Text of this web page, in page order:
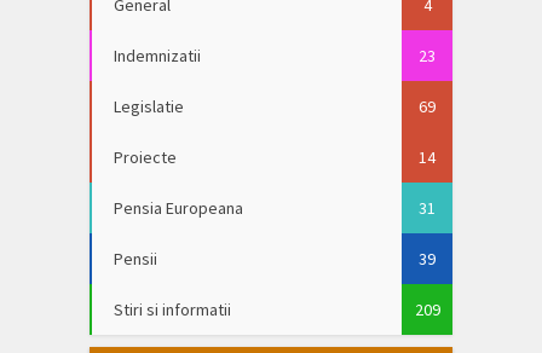
General 4
Indemnizatii 23
Legislatie 69
Proiecte 14
Pensia Europeana 31
Pensii 39
Stiri si informatii 209